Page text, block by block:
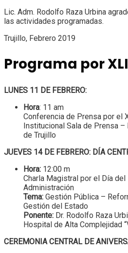
Lic. Adm. Rodolfo Raza Urbina
las actividades programadas.
Trujillo, Febrero 2019
Programa por
LUNES 11 DE FEBRERO:
Hora: 11 am
Conferencia de Prensa por el
Institucional Sala de Prensa
de Trujillo
JUEVES 14 DE FEBRERO: DÍA
Hora: 12:00 m
Charla Magistral por el Día
Administración
Tema: Gestión Pública –
Gestión del Estado
Ponente: Dr. Rodolfo Raza
Hospital de Alta Complejidad
CEREMONIA CENTRAL DE